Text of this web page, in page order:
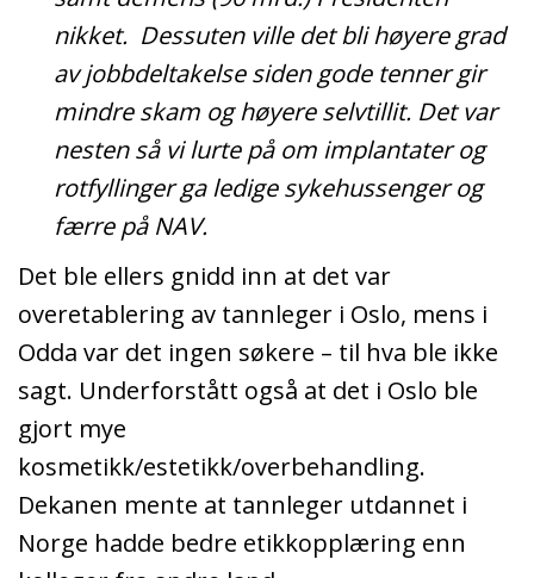
nikket. Dessuten ville det bli høyere grad
av jobbdeltakelse siden gode tenner gir
mindre skam og høyere selvtillit. Det var
nesten så vi lurte på om implantater og
rotfyllinger ga ledige sykehussenger og
færre på NAV.
Det ble ellers gnidd inn at det var
overetablering av tannleger i Oslo, mens i
Odda var det ingen søkere – til hva ble ikke
sagt. Underforstått også at det i Oslo ble
gjort mye
kosmetikk/estetikk/overbehandling.
Dekanen mente at tannleger utdannet i
Norge hadde bedre etikkopplæring enn